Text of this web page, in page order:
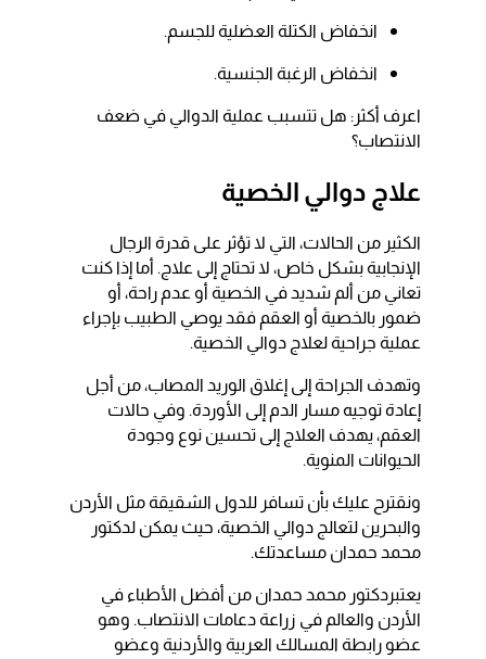
انخفاض الكتلة العضلية للجسم.
انخفاض الرغبة الجنسية.
اعرف أكثر: هل تتسبب عملية الدوالي في ضعف
الانتصاب؟
علاج دوالي الخصية
الكثير من الحالات، التي لا تؤثر على قدرة الرجال
الإنجابية بشكل خاص، لا تحتاج إلى علاج. أما إذا كنت
تعاني من ألم شديد في الخصية أو عدم راحة، أو
ضمور بالخصية أو العقم فقد يوصي الطبيب بإجراء
عملية جراحية لعلاج دوالي الخصية.
وتهدف الجراحة إلى إغلاق الوريد المصاب، من أجل
إعادة توجيه مسار الدم إلى الأوردة. وفي حالات
العقم، يهدف العلاج إلى تحسين نوع وجودة
الحيوانات المنوية.
ونقترح عليك بأن تسافر للدول الشقيقة مثل الأردن
والبحرين لتعالج دوالي الخصية، حيث يمكن لدكتور
محمد حمدان مساعدتك.
يعتبردكتور محمد حمدان من أفضل الأطباء في
الأردن والعالم في زراعة دعامات الانتصاب. وهو
عضو رابطة المسالك العربية والأردنية وعضو